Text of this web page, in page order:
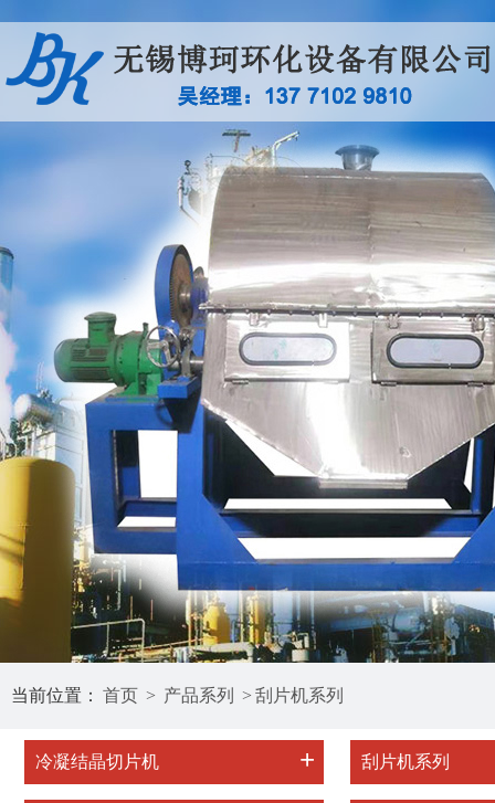
当前位置： 首页 > 产品系列 > 刮片机系列
冷凝结晶切片机 + 刮片机系列